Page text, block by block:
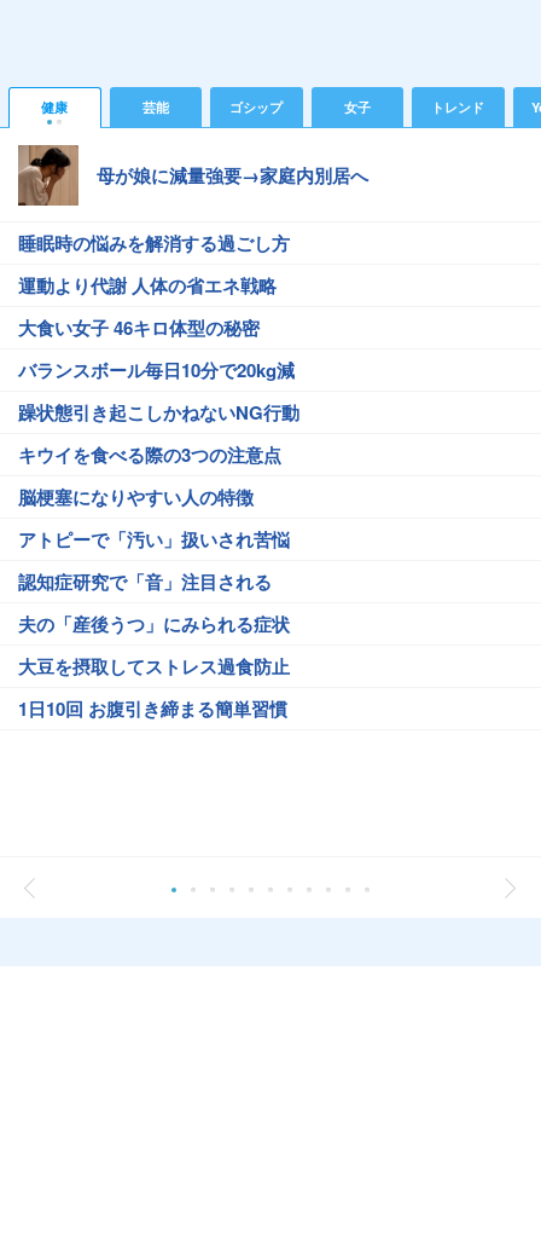
健康 芸能 ゴシップ 女子 トレンド
母が娘に減量強要→家庭内別居へ
睡眠時の悩みを解消する過ごし方
運動より代謝 人体の省エネ戦略
大食い女子 46キロ体型の秘密
バランスボール毎日10分で20kg減
躁状態引き起こしかねないNG行動
キウイを食べる際の3つの注意点
脳梗塞になりやすい人の特徴
アトピーで「汚い」扱いされ苦悩
認知症研究で「音」注目される
夫の「産後うつ」にみられる症状
大豆を摂取してストレス過食防止
1日10回 お腹引き締まる簡単習慣